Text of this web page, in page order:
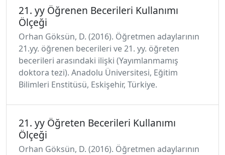
21. yy Öğrenen Becerileri Kullanımı
Ölçeği
Orhan Göksün, D. (2016). Öğretmen adaylarının
21.yy. öğrenen becerileri ve 21. yy. öğreten
becerileri arasındaki ilişki (Yayımlanmamış
doktora tezi). Anadolu Üniversitesi, Eğitim
Bilimleri Enstitüsü, Eskişehir, Türkiye.
21. yy Öğreten Becerileri Kullanımı
Ölçeği
Orhan Göksün, D. (2016). Öğretmen adaylarının